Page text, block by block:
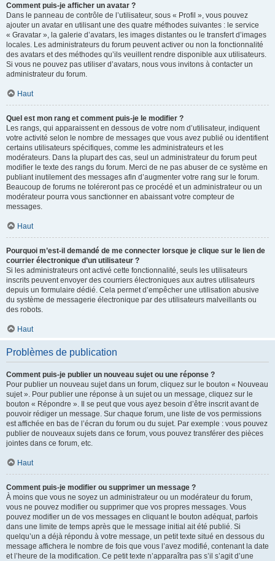
Comment puis-je afficher un avatar ?
Dans le panneau de contrôle de l’utilisateur, sous « Profil », vous pouvez
ajouter un avatar en utilisant une des quatre méthodes suivantes : le service
« Gravatar », la galerie d’avatars, les images distantes ou le transfert d’images
locales. Les administrateurs du forum peuvent activer ou non la fonctionnalité
des avatars et des méthodes qu’ils veuillent rendre disponible aux utilisateurs.
Si vous ne pouvez pas utiliser d’avatars, nous vous invitons à contacter un
administrateur du forum.
Haut
Quel est mon rang et comment puis-je le modifier ?
Les rangs, qui apparaissent en dessous de votre nom d’utilisateur, indiquent
votre activité selon le nombre de messages que vous avez publié ou identifient
certains utilisateurs spécifiques, comme les administrateurs et les
modérateurs. Dans la plupart des cas, seul un administrateur du forum peut
modifier le texte des rangs du forum. Merci de ne pas abuser de ce système en
publiant inutilement des messages afin d’augmenter votre rang sur le forum.
Beaucoup de forums ne toléreront pas ce procédé et un administrateur ou un
modérateur pourra vous sanctionner en abaissant votre compteur de
messages.
Haut
Pourquoi m’est-il demandé de me connecter lorsque je clique sur le lien de
courrier électronique d’un utilisateur ?
Si les administrateurs ont activé cette fonctionnalité, seuls les utilisateurs
inscrits peuvent envoyer des courriers électroniques aux autres utilisateurs
depuis un formulaire dédié. Cela permet d’empêcher une utilisation abusive
du système de messagerie électronique par des utilisateurs malveillants ou
des robots.
Haut
Problèmes de publication
Comment puis-je publier un nouveau sujet ou une réponse ?
Pour publier un nouveau sujet dans un forum, cliquez sur le bouton « Nouveau
sujet ». Pour publier une réponse à un sujet ou un message, cliquez sur le
bouton « Répondre ». Il se peut que vous ayez besoin d’être inscrit avant de
pouvoir rédiger un message. Sur chaque forum, une liste de vos permissions
est affichée en bas de l’écran du forum ou du sujet. Par exemple : vous pouvez
publier de nouveaux sujets dans ce forum, vous pouvez transférer des pièces
jointes dans ce forum, etc.
Haut
Comment puis-je modifier ou supprimer un message ?
À moins que vous ne soyez un administrateur ou un modérateur du forum,
vous ne pouvez modifier ou supprimer que vos propres messages. Vous
pouvez modifier un de vos messages en cliquant le bouton adéquat, parfois
dans une limite de temps après que le message initial ait été publié. Si
quelqu’un a déjà répondu à votre message, un petit texte situé en dessous du
message affichera le nombre de fois que vous l’avez modifié, contenant la date
et l’heure de la modification. Ce petit texte n’apparaîtra pas s’il s’agit d’une